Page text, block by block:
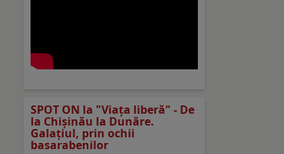
SPOT ON la "Viaţa liberă" - De
la Chișinău la Dunăre.
Galațiul, prin ochii
basarabenilor